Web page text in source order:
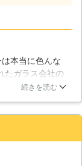
本当に色んな
たガラス会社の
しまったのは一
たのは不運で
続きを読む